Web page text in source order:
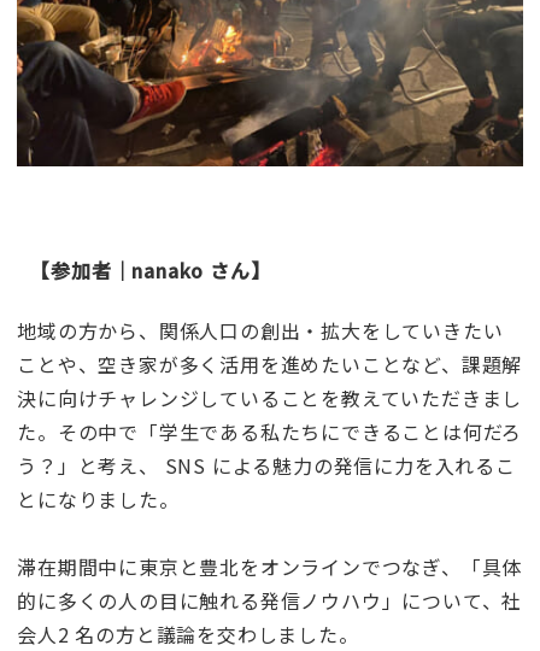
【参加者｜nanako さん】
地域の⽅から、関係⼈⼝の創出・拡⼤をしていきたい
ことや、空き家が多く活⽤を進めたいことなど、課題解
決に向けチャレンジしていることを教えていただきまし
た。その中で「学⽣である私たちにできることは何だろ
う？」と考え、 SNS による魅⼒の発信に⼒を⼊れるこ
とになりました。
滞在期間中に東京と豊北をオンラインでつなぎ、「具体
的に多くの⼈の⽬に触れる発信ノウハウ」について、社
会⼈2 名の⽅と議論を交わしました。